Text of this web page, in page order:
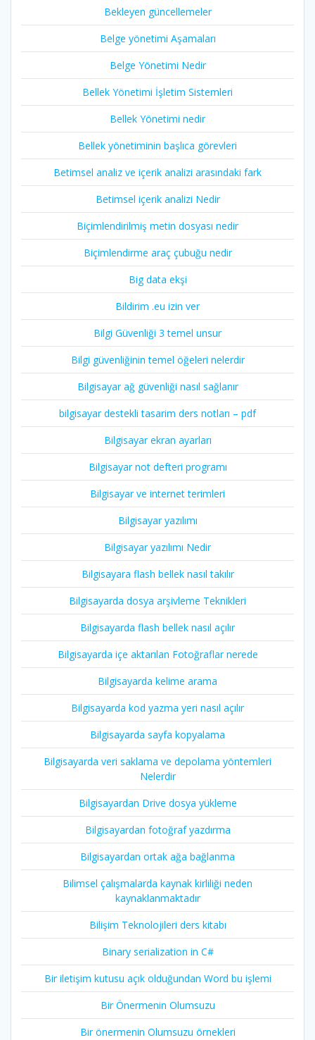
Bekleyen güncellemeler
Belge yönetimi Aşamaları
Belge Yönetimi Nedir
Bellek Yönetimi İşletim Sistemleri
Bellek Yönetimi nedir
Bellek yönetiminin başlıca görevleri
Betimsel analiz ve içerik analizi arasındaki fark
Betimsel içerik analizi Nedir
Biçimlendirilmiş metin dosyası nedir
Biçimlendirme araç çubuğu nedir
Big data ekşi
Bildirim .eu izin ver
Bilgi Güvenliği 3 temel unsur
Bilgi güvenliğinin temel öğeleri nelerdir
Bilgisayar ağ güvenliği nasıl sağlanır
bilgisayar destekli tasarim ders notları – pdf
Bilgisayar ekran ayarları
Bilgisayar not defteri programı
Bilgisayar ve internet terimleri
Bilgisayar yazılımı
Bilgisayar yazılımı Nedir
Bilgisayara flash bellek nasıl takılır
Bilgisayarda dosya arşivleme Teknikleri
Bilgisayarda flash bellek nasıl açılır
Bilgisayarda içe aktarılan Fotoğraflar nerede
Bilgisayarda kelime arama
Bilgisayarda kod yazma yeri nasıl açılır
Bilgisayarda sayfa kopyalama
Bilgisayarda veri saklama ve depolama yöntemleri
Nelerdir
Bilgisayardan Drive dosya yükleme
Bilgisayardan fotoğraf yazdırma
Bilgisayardan ortak ağa bağlanma
Bilimsel çalışmalarda kaynak kirliliği neden
kaynaklanmaktadır
Bilişim Teknolojileri ders kitabı
Binary serialization in C#
Bir iletişim kutusu açık olduğundan Word bu işlemi
Bir Önermenin Olumsuzu
Bir önermenin Olumsuzu örnekleri